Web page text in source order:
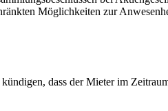
Möglichkeiten zur
dass der Mieter im